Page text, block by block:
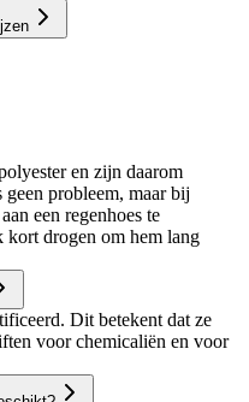
en zijn daarom
probleem, maar bij
een regenhoes te
kort drogen om hem lang
Dit betekent dat ze
voor chemicaliën en voor